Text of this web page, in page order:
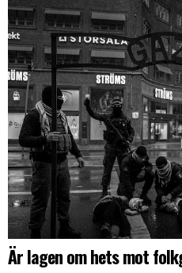
Är lagen om hets mot